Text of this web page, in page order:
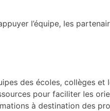
l’équipe, les
des écoles, collèges et
pour faciliter les
à destination des